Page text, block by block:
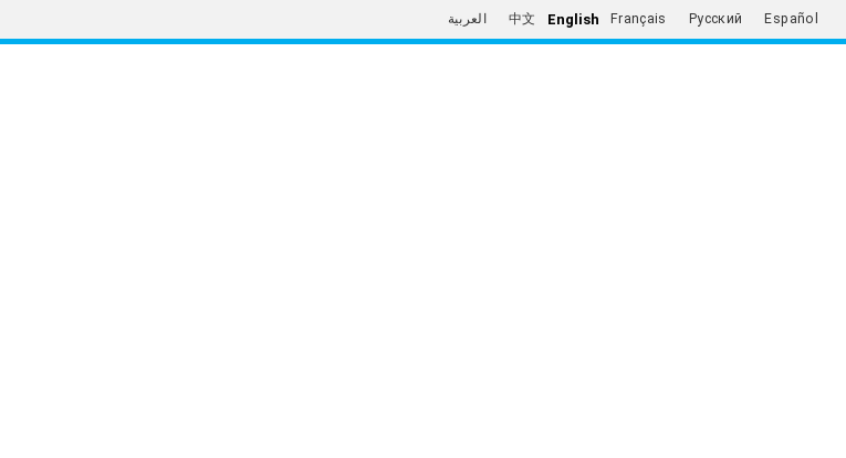
العربية 中文 English Français Русский Español